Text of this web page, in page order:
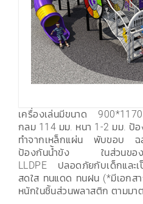
เครื่องเล่นมีขนาด
กลม 114 มม. หนา 1-2 มม. ป้
ทำจากเหล็กแผ่น พับขอบ ฉลุ
ป้องกันน้ำขัง ในส่วนของพ
LLDPE ปลอดภัยกับเด็กแล
สดใส ทนแดด ทนฝน (*มีเอกส
หนักในชิ้นส่วนพลาสติก ตามม